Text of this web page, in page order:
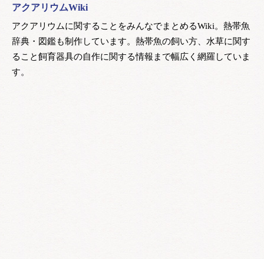
アクアリウムWiki
アクアリウムに関することをみんなでまとめるWiki。熱帯魚
辞典・図鑑も制作しています。熱帯魚の飼い方、水草に関す
ること飼育器具の自作に関する情報まで幅広く網羅していま
す。